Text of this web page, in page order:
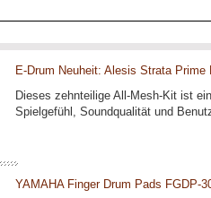
E-Drum Neuheit: Alesis Strata Prime
Dieses zehnteilige All-Mesh-Kit ist
Spielgefühl, Soundqualität und
YAMAHA Finger Drum Pads FGDP-